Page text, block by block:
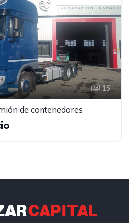
15
de contenedores